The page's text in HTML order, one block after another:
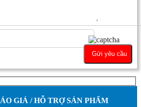
GIÁ / HỖ TRỢ SẢN PHẨM